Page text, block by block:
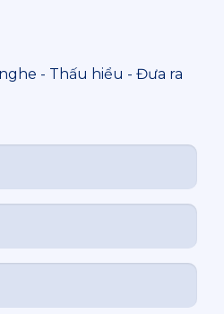
- Thấu hiểu - Đưa ra